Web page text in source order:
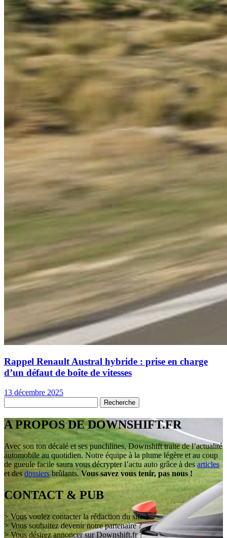
Rappel Renault Austral hybride : prise en charge
d’un défaut de boîte de vitesses
13 décembre 2025
A PROPOS DE DOWNSHIFT.FR
Avec son ton décalé et ses punchlines, Downshift traite de l’actualité
automobile au quotidien. Notre équipe à la plume légère et au coup
de gueule facile saura vous décrypter l’actu auto grâce à des articles
et des dossiers brûlants. Vous savez vous tenir, pas nous !
CONTACT & PUB
> Vous voulez contacter la rédaction du site ?
> Vous souhaitez devenir notre partenaire ?
> Vous désirez annoncer sur Downshift.fr ?